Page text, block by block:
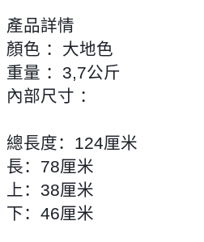
產品詳情
顏色 ：大地色
重量 ：3,7公斤
內部尺寸 ：
總長度：124厘米
長：78厘米
上：38厘米
下：46厘米